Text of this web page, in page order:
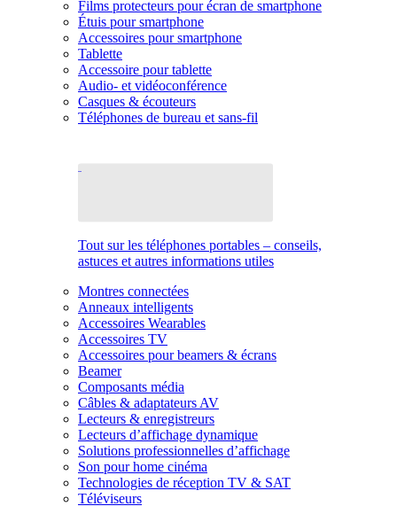
Films protecteurs pour écran de smartphone
Étuis pour smartphone
Accessoires pour smartphone
Tablette
Accessoire pour tablette
Audio- et vidéoconférence
Casques & écouteurs
Téléphones de bureau et sans-fil
Tout sur les téléphones portables – conseils,
astuces et autres informations utiles
Montres connectées
Anneaux intelligents
Accessoires Wearables
Accessoires TV
Accessoires pour beamers & écrans
Beamer
Composants média
Câbles & adaptateurs AV
Lecteurs & enregistreurs
Lecteurs d’affichage dynamique
Solutions professionnelles d’affichage
Son pour home cinéma
Technologies de réception TV & SAT
Téléviseurs